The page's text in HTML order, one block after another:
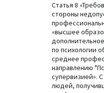
Статья 8
стороны
«высшее
по психологии
среднее
направлению
супервизией».
людей,